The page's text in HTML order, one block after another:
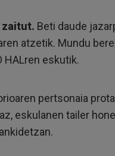
zaitut. Beti daude
atzetik. Mundu
HALren eskutik.
pertsonaia
eskulanen tailer